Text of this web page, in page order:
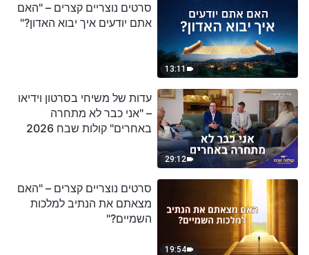
13:11
סרטים נוצריים קצרים – "האם
אתם יודעים איך יבוא האדון?"
29:12
עדות של משיחי בסרטון וידיאו
– "אני כבר לא מתחרה
באחרים" קולות שבח 2026
19:54
סרטים נוצריים קצרים – "האם
מצאתם את הנתיב למלכות
השמיים?"